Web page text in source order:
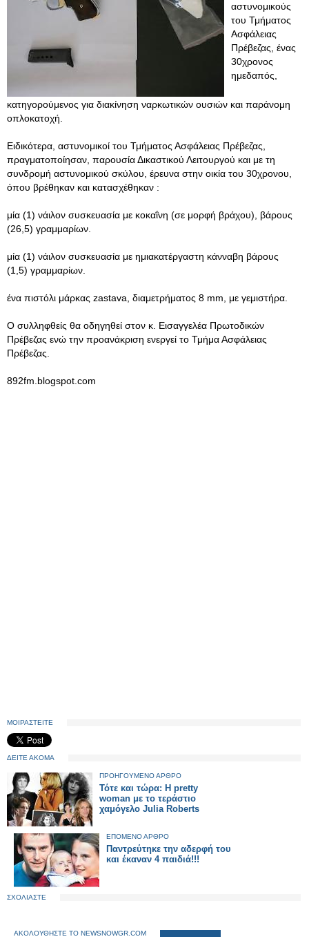
αστυνομικούς
του Τμήματος
Ασφάλειας
Πρέβεζας, ένας
30χρονος
ημεδαπός,
κατηγορούμενος για διακίνηση ναρκωτικών ουσιών και παράνομη
οπλοκατοχή.
Ειδικότερα, αστυνομικοί του Τμήματος Ασφάλειας Πρέβεζας,
πραγματοποίησαν, παρουσία Δικαστικού Λειτουργού και με τη
συνδρομή αστυνομικού σκύλου, έρευνα στην οικία του 30χρονου,
όπου βρέθηκαν και κατασχέθηκαν :
μία (1) νάιλον συσκευασία με κοκαΐνη (σε μορφή βράχου), βάρους
(26,5) γραμμαρίων.
μία (1) νάιλον συσκευασία με ημιακατέργαστη κάνναβη βάρους
(1,5) γραμμαρίων.
ένα πιστόλι μάρκας zastava, διαμετρήματος 8 mm, με γεμιστήρα.
Ο συλληφθείς θα οδηγηθεί στον κ. Εισαγγελέα Πρωτοδικών
Πρέβεζας ενώ την προανάκριση ενεργεί το Τμήμα Ασφάλειας
Πρέβεζας.
892fm.blogspot.com
ΜΟΙΡΑΣΤΕΙΤΕ
ΔΕΙΤΕ ΑΚΟΜΑ
ΠΡΟΗΓΟΥΜΕΝΟ ΑΡΘΡΟ
Τότε και τώρα: Η pretty
woman με το τεράστιο
χαμόγελο Julia Roberts
ΕΠΟΜΕΝΟ ΑΡΘΡΟ
Παντρεύτηκε την αδερφή του
και έκαναν 4 παιδιά!!!
ΣΧΟΛΙΑΣΤΕ
ΑΚΟΛΟΥΘΗΣΤΕ ΤΟ NEWSNOWGR.COM